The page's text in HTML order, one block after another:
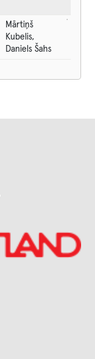
Mārtiņš
Kubelis,
Daniels Šahs